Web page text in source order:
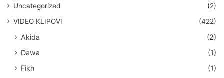
Uncategorized
(2)
VIDEO KLIPOVI
(422)
Akida
(2)
Dawa
(1)
Fikh
(1)